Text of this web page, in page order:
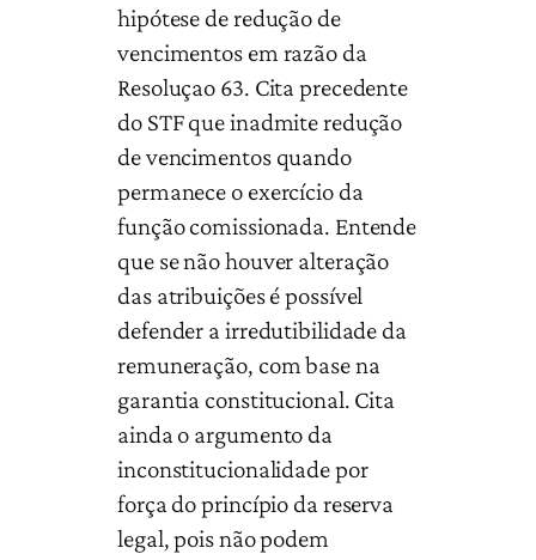
hipótese de redução de
vencimentos em razão da
Resoluçao 63. Cita precedente
do STF que inadmite redução
de vencimentos quando
permanece o exercício da
função comissionada. Entende
que se não houver alteração
das atribuições é possível
defender a irredutibilidade da
remuneração, com base na
garantia constitucional. Cita
ainda o argumento da
inconstitucionalidade por
força do princípio da reserva
legal, pois não podem